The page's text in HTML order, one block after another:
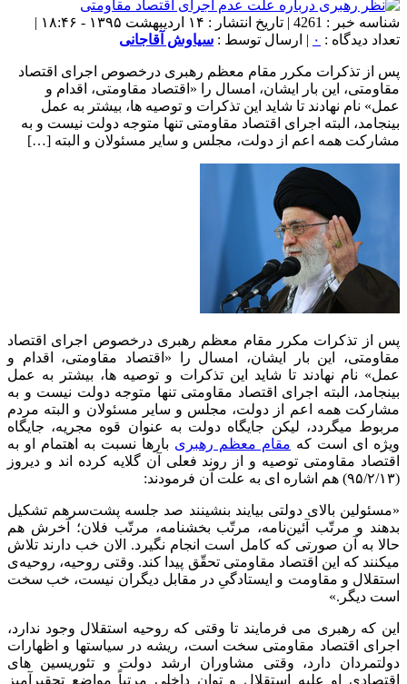
شناسه خبر : 4261 | تاریخ انتشار : ۱۴ اردیبهشت ۱۳۹۵ - ۱۸:۴۶ |
تعداد دیدگاه : ۰ | ارسال توسط : سیاوش آقاجانی
پس از تذکرات مکرر مقام معظم رهبری درخصوص اجرای اقتصاد
مقاومتی، این بار ایشان، امسال را «اقتصاد مقاومتی، اقدام و
عمل» نام نهادند تا شاید این تذکرات و توصیه ها، بیشتر به عمل
بینجامد، البته اجرای اقتصاد مقاومتی تنها متوجه دولت نیست و به
مشارکت همه اعم از دولت، مجلس و سایر مسئولان و البته […]
پس از تذکرات مکرر مقام معظم رهبری درخصوص اجرای اقتصاد
مقاومتی، این بار ایشان، امسال را «اقتصاد مقاومتی، اقدام و
عمل» نام نهادند تا شاید این تذکرات و توصیه ها، بیشتر به عمل
بینجامد، البته اجرای اقتصاد مقاومتی تنها متوجه دولت نیست و به
مشارکت همه اعم از دولت، مجلس و سایر مسئولان و البته مردم
مربوط میگردد، لیکن جایگاه دولت به عنوان قوه مجریه، جایگاه
ویژه ای است که مقام معظم رهبری بارها نسبت به اهتمام او به
اقتصاد مقاومتی توصیه و از روند فعلی آن گلایه کرده اند و دیروز
(۹۵/۲/۱۳) هم اشاره ای به علت آن فرمودند:
«مسئولین بالاى دولتى بیایند بنشینند صد جلسه پشت‌سرهم تشکیل
بدهند و مرتّب آئین‌نامه، مرتّب بخشنامه، مرتّب فلان؛ آخرش هم
حالا به آن صورتى که کامل است انجام نگیرد. الان خب دارند تلاش
میکنند که این اقتصاد مقاومتى تحقّق پیدا کند. وقتى روحیه، روحیه‌ى
استقلال و مقاومت و ایستادگىِ در مقابل دیگران نیست، خب سخت
است دیگر.»
این که رهبری می فرمایند تا وقتی که روحیه استقلال وجود ندارد،
اجرای اقتصاد مقاومتی سخت است، ریشه در سیاستها و اظهارات
دولتمردان دارد، وقتی مشاوران ارشد دولت و تئوریسین های
اقتصادی او علیه استقلال و توان داخلی مرتباً مواضع تحقیرآمیز